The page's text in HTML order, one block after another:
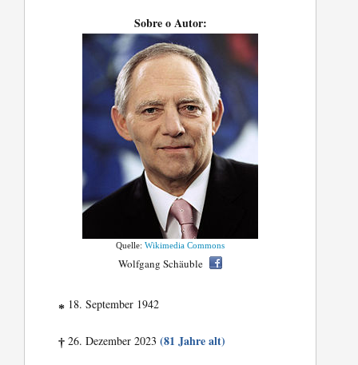
Sobre o Autor:
Quelle:Wikimedia Commons
Wolfgang Schäuble
* 18. September 1942
† 26. Dezember 2023(81 Jahre alt)